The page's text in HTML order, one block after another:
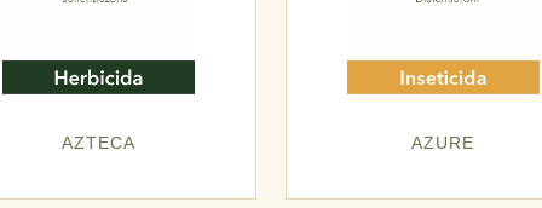
AZTECA AZURE